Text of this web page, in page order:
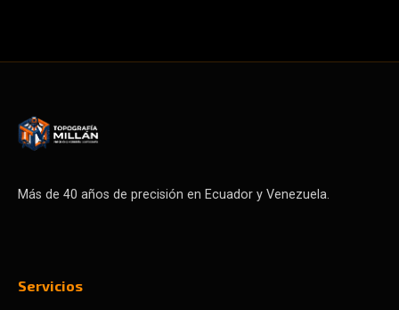
Más de 40 años de precisión en Ecuador y Venezuela.
Servicios